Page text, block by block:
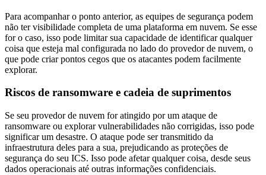
Para acompanhar o ponto anterior, as equipes de segurança podem
não ter visibilidade completa de uma plataforma em nuvem. Se esse
for o caso, isso pode limitar sua capacidade de identificar qualquer
coisa que esteja mal configurada no lado do provedor de nuvem, o
que pode criar pontos cegos que os atacantes podem facilmente
explorar.
Riscos de ransomware e cadeia de suprimentos
Se seu provedor de nuvem for atingido por um ataque de
ransomware ou explorar vulnerabilidades não corrigidas, isso pode
significar um desastre. O ataque pode ser transmitido da
infraestrutura deles para a sua, prejudicando as proteções de
segurança do seu ICS. Isso pode afetar qualquer coisa, desde seus
dados operacionais até outras informações confidenciais.